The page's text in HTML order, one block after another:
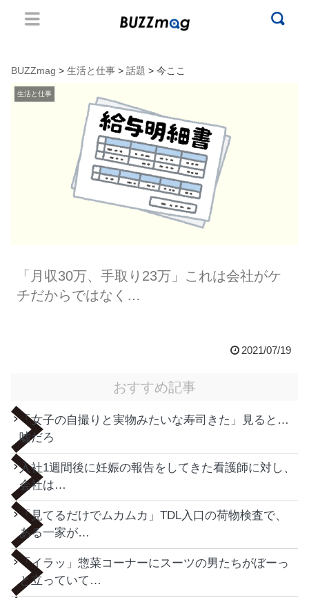
BUZZmag > 生活と仕事 > 話題 > 今ここ
生活と仕事
「月収30万、手取り23万」これは会社がケ
チだからではなく…
2021/07/19
おすすめ記事
「女子の自撮りと実物みたいな寿司きた」見ると…
嘘だろ
入社1週間後に妊娠の報告をしてきた看護師に対し、
会社は…
「見てるだけでムカムカ」TDL入口の荷物検査で、
ある一家が…
「イラッ」惣菜コーナーにスーツの男たちがぼーっ
と立っていて…